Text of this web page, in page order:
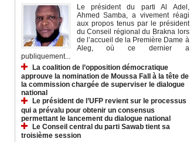
Le président du parti Al Adel,
Ahmed Samba, a vivement réagi
aux propos tenus par le président
du Conseil régional du Brakna lors
de l’accueil de la Première Dame à
Aleg, où ce dernier a
publiquement...
La coalition de l’opposition démocratique
approuve la nomination de Moussa Fall à la tête de
la commission chargée de superviser le dialogue
national
Le président de l’UFP revient sur le processus
qui a prévalu pour obtenir un consensus
permettant le lancement du dialogue national
Le Conseil central du parti Sawab tient sa
troisième session